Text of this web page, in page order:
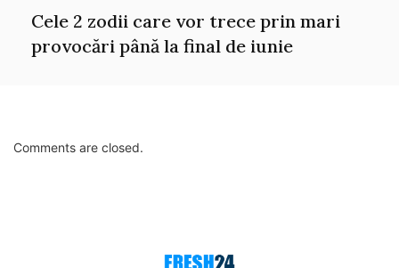
Cele 2 zodii care vor trece prin mari
provocări până la final de iunie
Comments are closed.